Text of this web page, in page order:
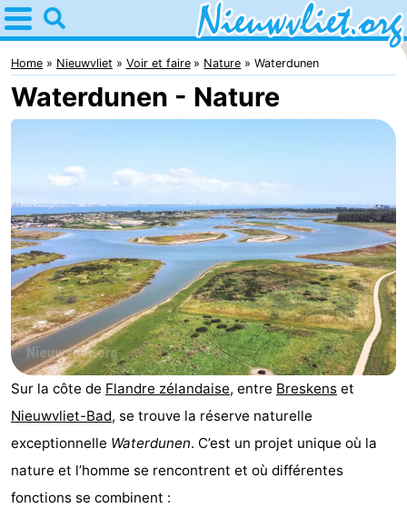
Home
Nieuwvliet
Astuces
enfants
Passer
la
nuit
Appartements
Campings
Chaumières
-
Bad
-
Resort
De
-
Home Nieuwvliet Voir et faire Nature Waterdunen
Waterdunen - Nature
Sur la côte de Flandre zélandaise, entre Breskens et
Nieuwvliet-Bad, se trouve la réserve naturelle
exceptionnelle Waterdunen. C’est un projet unique où la
nature et l’homme se rencontrent et où différentes
fonctions se combinent :